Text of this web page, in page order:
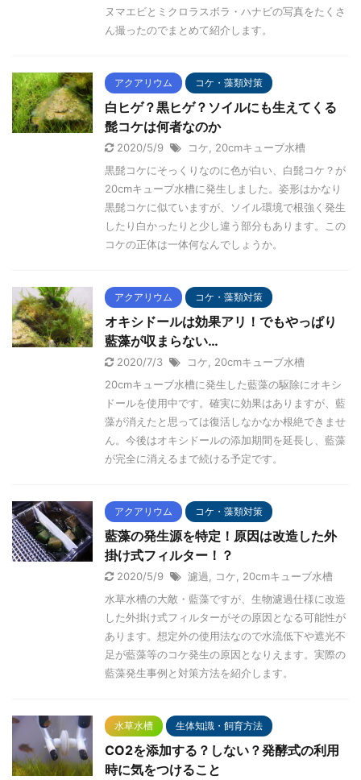
ヌマエビとミクロラスボラ・ハナビの写真をたくさ
ん撮ったのでまとめて紹介します。
アクアリウム コケ・藻類対策
白ヒゲ？黒ヒゲ？ソイルにも生えてくる
髭コケは何者なのか
2020/5/9 コケ
20cmキューブ水槽
黒髭コケにそっくりなのに色が白い、白髭コケ？が
20cmキューブ水槽に発生しました。姿形はかなり
黒髭コケに似ていますが、ソイル環境で根強く発生
したり白かったりと少し違う部分もあります。この
コケの正体は一体何なんでしょうか。
アクアリウム コケ・藻類対策
オキシドールは効果アリ！でもやっぱり
藍藻が収まらない…
2020/7/3 コケ
20cmキューブ水槽
20cmキューブ水槽に発生した藍藻の駆除にオキシ
ドールを使用中です。確実に効果はありますが、藍
藻が消えたと思っては復活しなかなか根絶できませ
ん。今後はオキシドールの添加期間を延長し、藍藻
が完全に消えるまで続ける予定です。
アクアリウム コケ・藻類対策
藍藻の発生源を特定！原因は改造した外
掛け式フィルター！？
2020/5/9 濾過 コケ
20cmキューブ水槽
水草水槽の大敵・藍藻ですが、生物濾過仕様に改造
した外掛け式フィルターがその原因となる可能性が
あります。想定外の使用法なので水流低下や遮光不
足が藍藻等のコケ発生の原因となりえます。実際の
藍藻発生事例と対策方法を紹介します。
水草水槽 生体知識・飼育方法
CO2を添加する？しない？発酵式の利用
時に気をつけること